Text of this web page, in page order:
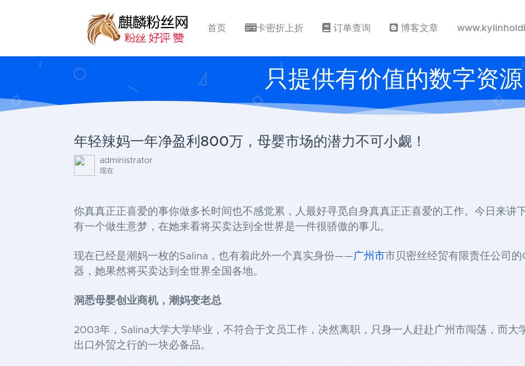
首页 卡密折上折 订单查询 博客文章
只提供有价值的数字资源
年轻辣妈一年净盈利800万，母婴市场的潜力不可小觑！
administrator
现在
你真真正正喜爱的事你做多长时间也不感觉累，人最好寻觅自身真真正正喜爱的工作。今日来讲
有一个做生意梦，在她来看将买卖达到全世界是一件很骄傲的事儿。
现在已经是潮妈一枚的Salina，也有着此外一个真实身份——广州市市贝密丝经贸有限责任公司
器，她果然将买卖达到全世界全国各地。
洞悉母婴创业商机，潮妈变老总
2003年，Salina大学大学毕业，不符合于文员工作，决然离职，只身一人赶赴广州市闯荡，而大
出口外贸之行的一块必备品。